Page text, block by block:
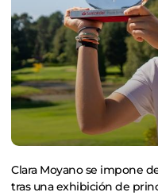
Clara Moyano se impone
tras una exhibición de